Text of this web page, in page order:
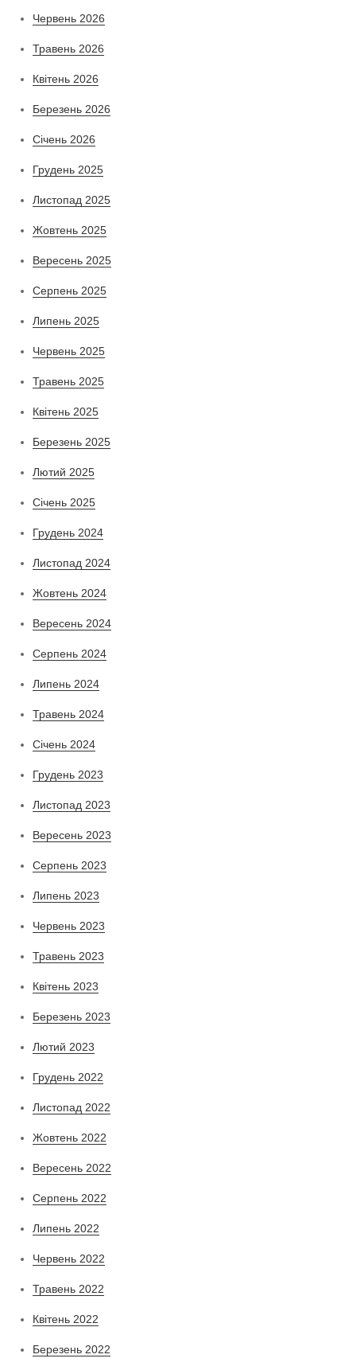
Червень 2026
Травень 2026
Квітень 2026
Березень 2026
Січень 2026
Грудень 2025
Листопад 2025
Жовтень 2025
Вересень 2025
Серпень 2025
Липень 2025
Червень 2025
Травень 2025
Квітень 2025
Березень 2025
Лютий 2025
Січень 2025
Грудень 2024
Листопад 2024
Жовтень 2024
Вересень 2024
Серпень 2024
Липень 2024
Травень 2024
Січень 2024
Грудень 2023
Листопад 2023
Вересень 2023
Серпень 2023
Липень 2023
Червень 2023
Травень 2023
Квітень 2023
Березень 2023
Лютий 2023
Грудень 2022
Листопад 2022
Жовтень 2022
Вересень 2022
Серпень 2022
Липень 2022
Червень 2022
Травень 2022
Квітень 2022
Березень 2022